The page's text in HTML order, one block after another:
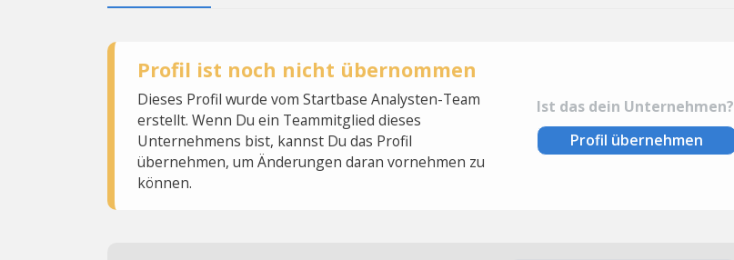
Profil ist noch nicht übernommen
Dieses Profil wurde vom Startbase Analysten-Team
erstellt. Wenn Du ein Teammitglied dieses
Unternehmens bist, kannst Du das Profil
übernehmen, um Änderungen daran vornehmen zu
können.
Ist das dein Unternehmen?
Profil übernehmen